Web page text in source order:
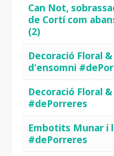
Can Not,
de Cortí com
(2)
Decoració Floral
d'ensomni
Decoració Floral
#dePorreres
Embotits Munar i
#dePorreres